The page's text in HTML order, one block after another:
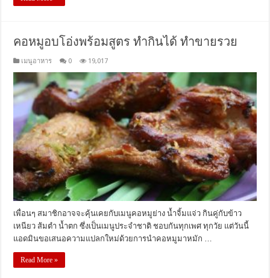
คอหมูอบโอ่งพร้อมสูตร ทำกินได้ ทำขายรวย
เมนูอาหาร 0 19,017
เพื่อนๆ สมาชิกอาจจะคุ้นเคยกับเมนูคอหมูย่าง น้ำจิ้มแจ่ว กินคู่กับข้าว
เหนียว ส้มตำ น้ำตก ซึ่งเป็นเมนูประจำชาติ ชอบกันทุกเพศ ทุกวัย แต่วันนี้
แอดมินขอเสนอความแปลกใหม่ด้วยการนำคอหมูมาหมัก …
Read More »